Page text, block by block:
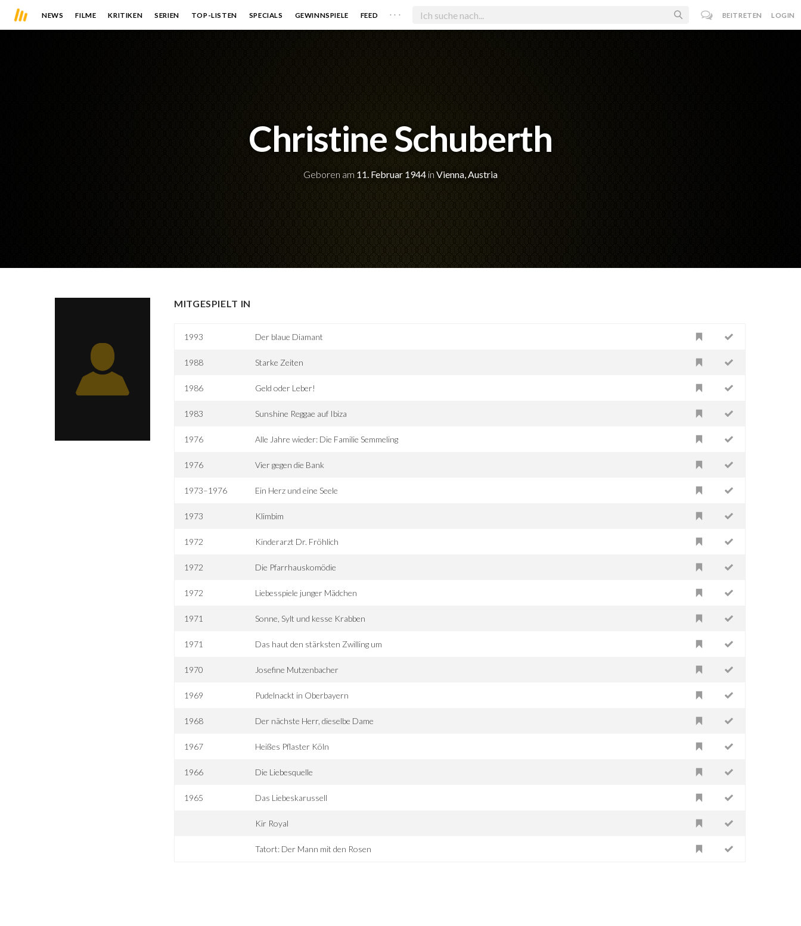
NEWS FILME KRITIKEN SERIEN TOP-LISTEN SPECIALS GEWINNSPIELE FEED . . . BEITRETEN LOGIN
Christine Schuberth
Geboren am 11. Februar 1944 in Vienna, Austria
MITGESPIELT IN
1993 Der blaue Diamant
1988 Starke Zeiten
1986 Geld oder Leber!
1983 Sunshine Reggae auf Ibiza
1976 Alle Jahre wieder: Die Familie Semmeling
1976 Vier gegen die Bank
1973–1976 Ein Herz und eine Seele
1973 Klimbim
1972 Kinderarzt Dr. Fröhlich
1972 Die Pfarrhauskomödie
1972 Liebesspiele junger Mädchen
1971 Sonne, Sylt und kesse Krabben
1971 Das haut den stärksten Zwilling um
1970 Josefine Mutzenbacher
1969 Pudelnackt in Oberbayern
1968 Der nächste Herr, dieselbe Dame
1967 Heißes Pflaster Köln
1966 Die Liebesquelle
1965 Das Liebeskarussell
Kir Royal
Tatort: Der Mann mit den Rosen